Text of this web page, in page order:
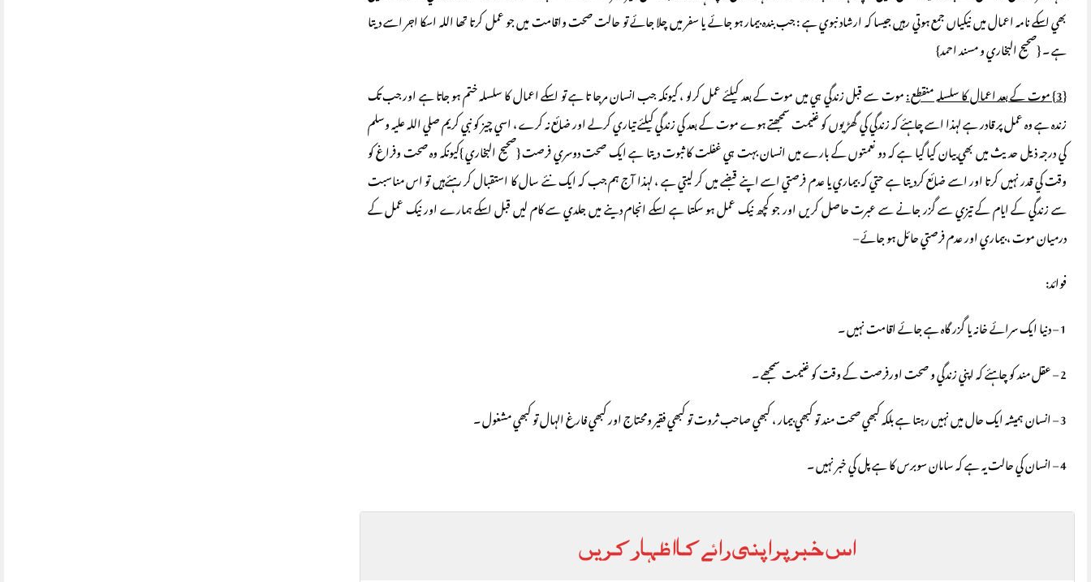
بھي اسکے نامہ اعمال ميں نيکياں جمع ہوتي رہيں جيسا کہ ارشاد نبوي ہے : جب بندہ بيمار ہو جائے يا سفر ميں چلا جائے تو حالت صحت واقامت ميں جو عمل کرتا تھا اللہ اسکا اجر اسے ديتا
ہے ۔ {صحيح البخاري و مسند احمد}
{3} موت کے بعد اعمال کا سلسلہ منقطع :
موت سے قبل زندگي ہي ميں موت کے بعد کيلئے عمل کرلو ، کيونکہ جب انسان مرجا تا ہے تو اسکے اعمال کا سلسلہ ختم ہو جاتا ہے اور جب تک
زندہ ہے وہ عمل پر قادر ہے لہذا اسے چا ہئے کہ زندگي کي گھڑيوں کو غنيمت سمجھتے ہوے موت کے بعد کي زندگي کيلئے تياري کرلے اور ضائع نہ کرے ، اسي چيز کو نبي کريم صلي اللہ عليہ وسلم
کي درجہ ذيل حديث ميں بھي بيان کيا گيا ہے کہ دو نعمتوں کے بارے ميں انسان بہت ہي غفلت کا ثبوت ديتا ہے ايک صحت دوسري فرصت {صحيح البخاري }کيونکہ وہ صحت وفراغ کو
وقت کي قدر نہيں کرتا اور اسے ضائع کرديتا ہے حتي کہ بيماري يا عدم فرصتي اسے اپنے قبضے ميں کر ليتي ہے ، لہذا آج ہم جب کہ ايک نئے سال کا استقبال کر رہئےہيں تو اس مناسبت
سے زندگي کے ايام کے تيزي سے گزر جانے سے عبرت حاصل کريں اور جو کچھ نيک عمل ہو سکتا ہے اسکے انجام دينے ميں جلدي سے کام ليں قبل اسکے ہمارے اور نيک عمل کے
درميان موت ، بيماري اور عدم فرصتي حائل ہو جائے –
فوائد:
1 – دنيا ايک سرائے خانہ يا گزر گاہ ہے جائے اقامت نہيں ۔
2 – عقل مند کو چا ہئے کہ اپني زندگي و صحت اورفرصت کے وقت کو غنيمت سمجھے ۔
3 – انسان ہميشہ ايک حال ميں نہيں رہتا ہے بلکہ کبھي صحت مند تو کبھي بيمار ، کبھي صاحب ثروت تو کبھي فقير ومحتاج اور کبھي فارغ الہال تو کبھي مشغول ۔
4 – انسان کي حالت يہ ہے کہ سامان سوبرس کا ہے پل کي خبر نہيں ۔
اس خبر پر اپنی رائے کا اظہار کریں